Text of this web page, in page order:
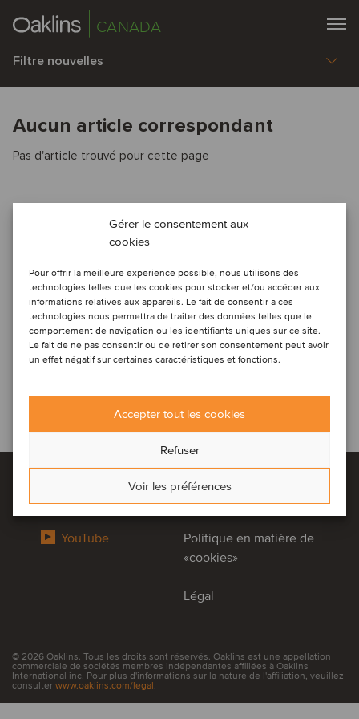
Gérer le consentement aux
cookies
Pour offrir la meilleure expérience possible, nous utilisons des
technologies telles que les cookies pour stocker et/ou accéder aux
informations relatives aux appareils. Le fait de consentir à ces
technologies nous permettra de traiter des données telles que le
comportement de navigation ou les identifiants uniques sur ce site.
Le fait de ne pas consentir ou de retirer son consentement peut avoir
un effet négatif sur certaines caractéristiques et fonctions.
Accepter tout les cookies
Refuser
Voir les préférences
CANADA
Filtre nouvelles
Aucun article correspondant
Pas d'article trouvé pour cette page
LinkedIn
YouTube
Politique de confidentialité
Politique en matière de
«cookies»
Légal
© 2026 Oaklins. Tous les droits sont réservés. Oaklins est une appellation
commerciale de sociétés membres indépendantes affiliées à Oaklins
International inc. Pour plus d'informations sur la nature de l'affiliation, veuillez
consulter www.oaklins.com/legal.